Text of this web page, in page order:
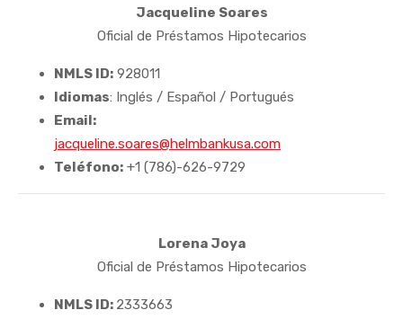
Jacqueline Soares
Oficial de Préstamos Hipotecarios
NMLS ID: 928011
Idiomas: Inglés / Español / Portugués
Email:
jacqueline.soares@helmbankusa.com
Teléfono: +1 (786)-626-9729
Lorena Joya
Oficial de Préstamos Hipotecarios
NMLS ID: 2333663